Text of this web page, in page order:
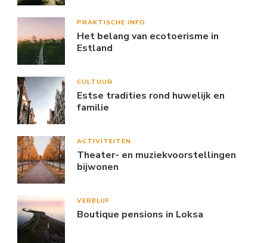
PRAKTISCHE INFO
Het belang van ecotoerisme in
Estland
CULTUUR
Estse tradities rond huwelijk en
familie
ACTIVITEITEN
Theater- en muziekvoorstellingen
bijwonen
VERBLIJF
Boutique pensions in Loksa